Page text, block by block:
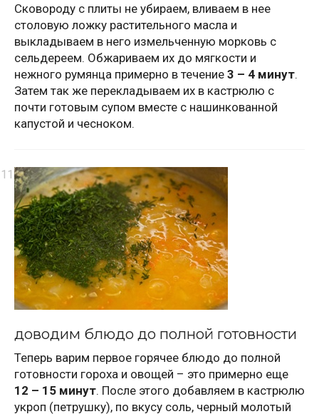
Сковороду с плиты не убираем, вливаем в нее
столовую ложку растительного масла и
выкладываем в него измельченную морковь с
сельдереем. Обжариваем их до мягкости и
нежного румянца примерно в течение 3 – 4 минут.
Затем так же перекладываем их в кастрюлю с
почти готовым супом вместе с нашинкованной
капустой и чесноком.
доводим блюдо до полной готовности
Теперь варим первое горячее блюдо до полной
готовности гороха и овощей – это примерно еще
12 – 15 минут. После этого добавляем в кастрюлю
укроп (петрушку), по вкусу соль, черный молотый